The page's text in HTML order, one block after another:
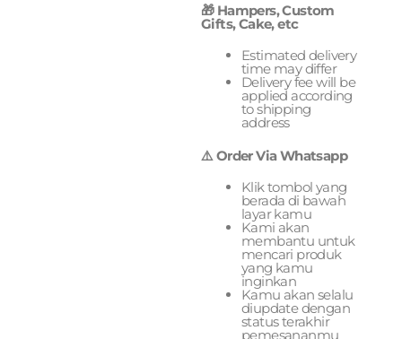
🎁 Hampers, Custom
Gifts, Cake, etc
Estimated delivery
time may differ
Delivery fee will be
applied according
to shipping
address
⚠️ Order Via Whatsapp
Klik tombol yang
berada di bawah
layar kamu
Kami akan
membantu untuk
mencari produk
yang kamu
inginkan
Kamu akan selalu
diupdate dengan
status terakhir
pemesananmu